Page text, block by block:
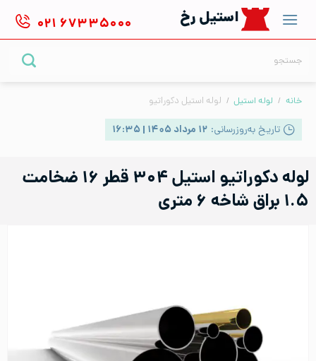
content
استیل رخ ۰۲۱ ۶۷۳۳۵۰۰۰
خانه / لوله استیل / لوله استیل دکوراتیو
تاریخ به‌روزرسانی: ۱۲ مرداد ۱۴۰۵ | ۱۶:۳۵
لوله دکوراتیو استیل ۳۰۴ قطر ۱۶ ضخامت
۱.۵ براق شاخه ۶ متری